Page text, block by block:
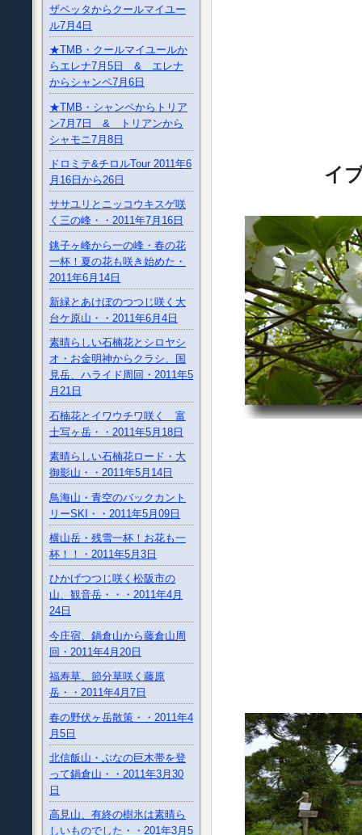
ザベッタからクールマイユー
ル7月4日
★TMB・クールマイユールか
らエレナ7月5日 & エレナ
からシャンペ7月6日
★TMB・シャンペからトリア
ン7月7日 & トリアンから
シャモニ7月8日
ドロミテ&チロルTour 2011年6
月16日から26日
ササユリとニッコウキスゲ咲
く三の峰・・2011年7月16日
銚子ヶ峰から一の峰・春の花
一杯！夏の花も咲き始めた・
2011年6月14日
新緑とあけぼのつつじ咲く大
台ケ原山・・2011年6月4日
素晴らしい石楠花とシロヤシ
オ・お金明神からクラシ、国
見岳、ハライド周回・2011年5
月21日
石楠花とイワウチワ咲く 富
士写ヶ岳・・2011年5月18日
素晴らしい石楠花ロード・大
御影山・・2011年5月14日
鳥海山・青空のバックカント
リーSKI・・2011年5月09日
横山岳・残雪一杯！お花も一
杯！！・2011年5月3日
ひかげつつじ咲く松阪市の
山、観音岳・・・2011年4月
24日
今庄宿、鍋倉山から藤倉山周
回・2011年4月20日
福寿草、節分草咲く藤原
岳・・2011年4月7日
春の野伏ヶ岳散策・・2011年4
月5日
北信飯山・ぶなの巨木帯を登
って鍋倉山・・2011年3月30
日
高見山、有終の樹氷は素晴ら
しいものでした・・201年3月5
イ